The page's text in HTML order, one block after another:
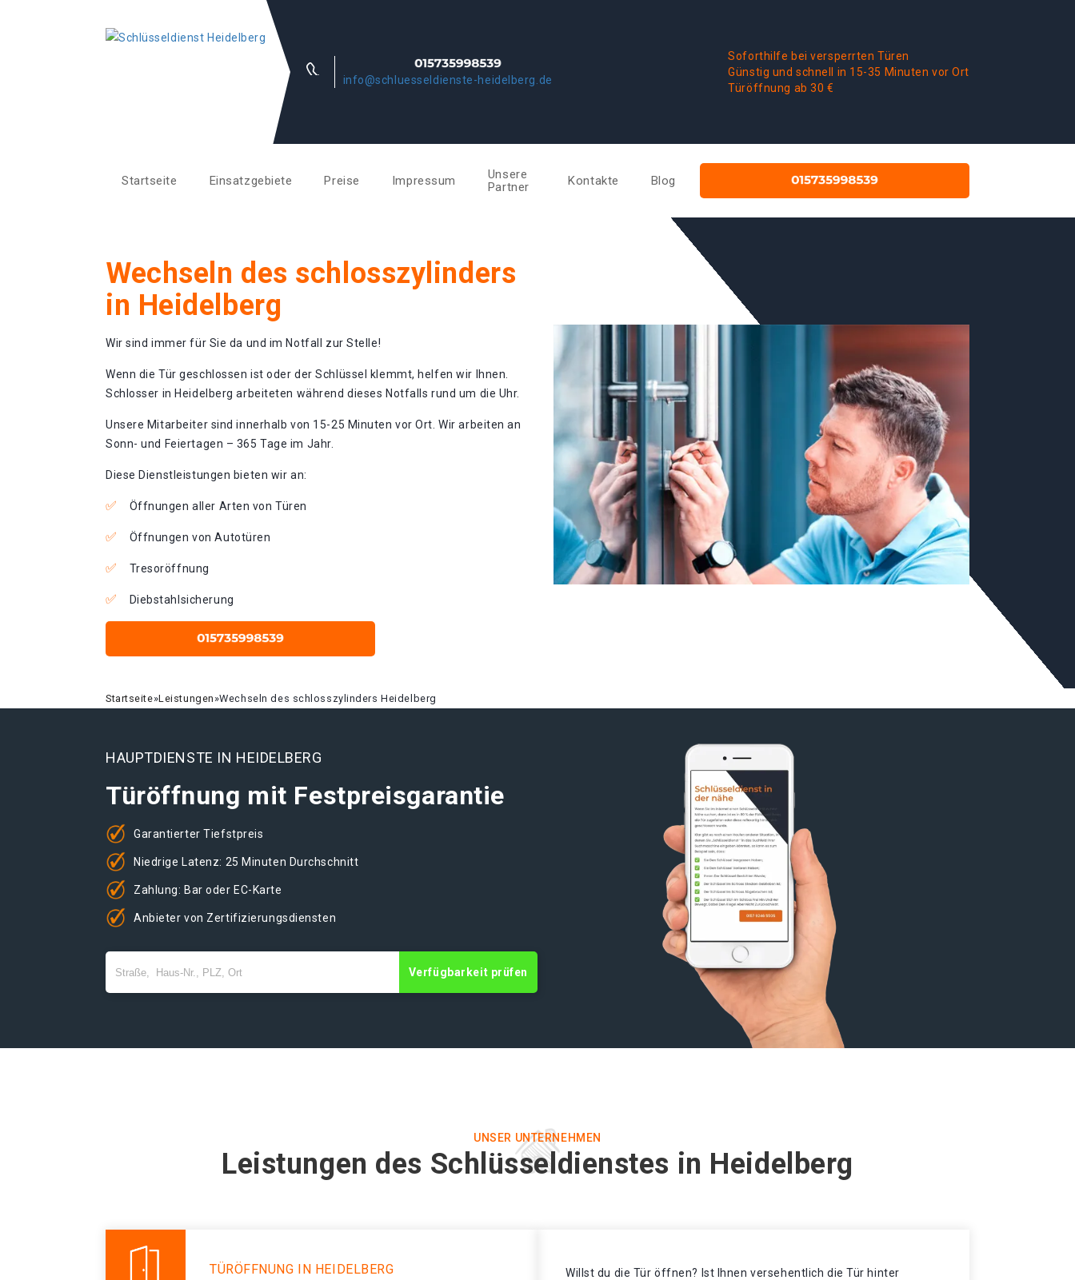
info@schluesseldienste-heidelberg.de
Soforthilfe bei versperrten Türen
Günstig und schnell in 15-35 Minuten vor Ort
Türöffnung ab 30 €
Startseite Einsatzgebiete Preise Impressum
Unsere
Partner
Kontakte Blog
Wechseln des schlosszylinders
in Heidelberg
Wir sind immer für Sie da und im Notfall zur Stelle!
Wenn die Tür geschlossen ist oder der Schlüssel klemmt, helfen wir Ihnen.
Schlosser in Heidelberg arbeiteten während dieses Notfalls rund um die Uhr.
Unsere Mitarbeiter sind innerhalb von 15-25 Minuten vor Ort. Wir arbeiten an
Sonn- und Feiertagen – 365 Tage im Jahr.
Diese Dienstleistungen bieten wir an:
Öffnungen aller Arten von Türen
Öffnungen von Autotüren
Tresoröffnung
Diebstahlsicherung
Startseite»Leistungen»Wechseln des schlosszylinders Heidelberg
HAUPTDIENSTE IN HEIDELBERG
Türöffnung mit Festpreisgarantie
Garantierter Tiefstpreis
Niedrige Latenz: 25 Minuten Durchschnitt
Zahlung: Bar oder EC-Karte
Anbieter von Zertifizierungsdiensten
Verfügbarkeit prüfen
UNSER UNTERNEHMEN
Leistungen des Schlüsseldienstes in Heidelberg
TÜRÖFFNUNG IN HEIDELBERG
Willst du die Tür öffnen? Ist Ihnen versehentlich die Tür hinter